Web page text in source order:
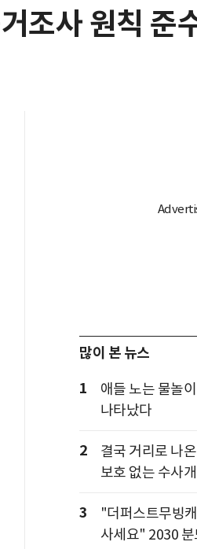
조사 원칙 준
많이 본 뉴스
1
애들 노는 물놀
나타났다
2
결국 거리로 나
보호 없는 수사
3
"더퍼스트무빙
사세요" 2030